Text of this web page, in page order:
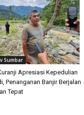
Sumbar
Apresiasi Kepedulian
Penanganan Banjir Berjalan
Tepat